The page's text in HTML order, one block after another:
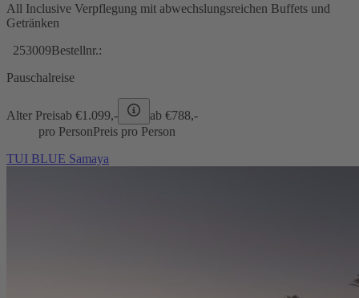
All Inclusive Verpflegung mit abwechslungsreichen Buffets und
Getränken
253009Bestellnr.:
Pauschalreise
Alter Preisab €1.099,- ab €788,-
pro PersonPreis pro Person
TUI BLUE Samaya